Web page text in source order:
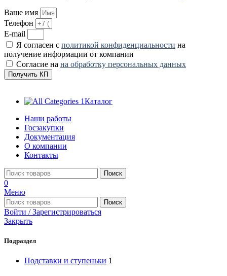
Ваше имя
Телефон
E-mail
Я согласен с политикой конфиденциальности на
получение информации от компании
Согласие на на обработку персональных данных
Получить КП
Каталог
Наши работы
Госзакупки
Документация
О компании
Контакты
Поиск
0
Меню
Поиск
Войти / Зарегистрироваться
Закрыть
Подраздел
Подставки и ступеньки 1